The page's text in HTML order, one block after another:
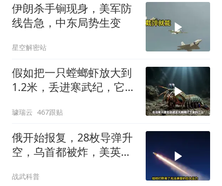
伊朗杀手锏现身，美军防
线告急，中东局势生变
星空解密站
假如把一只螳螂虾放大到
1.2米，丢进寒武纪，它能
璩瑞云 467跟贴
俄开始报复，28枚导弹升
空，乌首都被炸，美英法
战武科普